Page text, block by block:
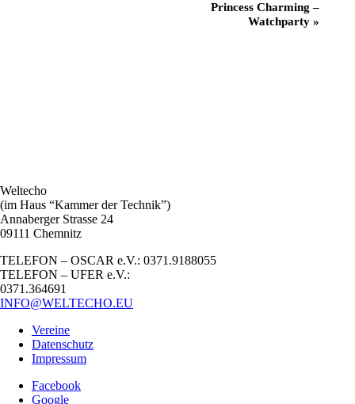
Princess Charming –
Watchparty »
Weltecho
(im Haus “Kammer der Technik”)
Annaberger Strasse 24
09111 Chemnitz
TELEFON – OSCAR e.V.: 0371.9188055
TELEFON – UFER e.V.:
0371.364691
INFO@WELTECHO.EU
Vereine
Datenschutz
Impressum
Facebook
Google